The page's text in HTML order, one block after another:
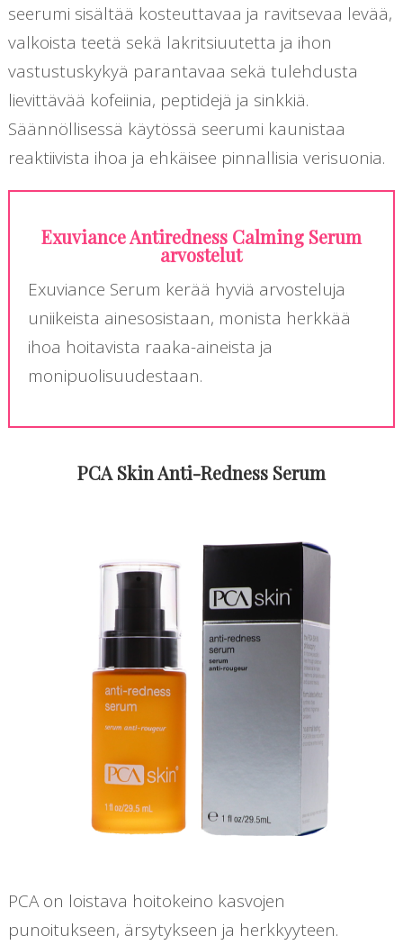
seerumi sisältää kosteuttavaa ja ravitsevaa levää,
valkoista teetä sekä lakritsiuutetta ja ihon
vastustuskykyä parantavaa sekä tulehdusta
lievittävää kofeiinia, peptidejä ja sinkkiä.
Säännöllisessä käytössä seerumi kaunistaa
reaktiivista ihoa ja ehkäisee pinnallisia verisuonia.
Exuviance Antiredness Calming Serum
arvostelut
Exuviance Serum kerää hyviä arvosteluja
uniikeista ainesosistaan, monista herkkää
ihoa hoitavista raaka-aineista ja
monipuolisuudestaan.
PCA Skin Anti-Redness Serum
PCA on loistava hoitokeino kasvojen
punoitukseen, ärsytykseen ja herkkyyteen.